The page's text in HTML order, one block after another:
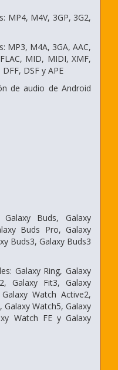
MP4, M4V, 3GP, 3G2,
MP3, M4A, 3GA, AAC,
MID, MIDI, XMF,
DSF y APE
de audio de Android
Galaxy Buds, Galaxy
Buds Pro, Galaxy
Buds3, Galaxy Buds3
Galaxy Ring, Galaxy
Galaxy Fit3, Galaxy
Watch Active2,
Galaxy Watch5, Galaxy
Watch FE y Galaxy